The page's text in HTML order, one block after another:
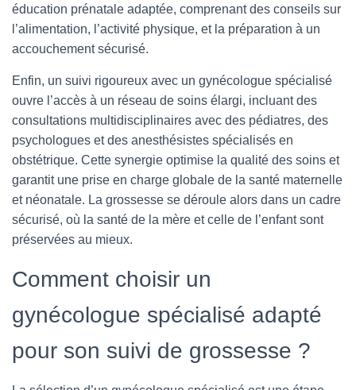
éducation prénatale adaptée, comprenant des conseils sur
l’alimentation, l’activité physique, et la préparation à un
accouchement sécurisé.
Enfin, un suivi rigoureux avec un gynécologue spécialisé
ouvre l’accès à un réseau de soins élargi, incluant des
consultations multidisciplinaires avec des pédiatres, des
psychologues et des anesthésistes spécialisés en
obstétrique. Cette synergie optimise la qualité des soins et
garantit une prise en charge globale de la santé maternelle
et néonatale. La grossesse se déroule alors dans un cadre
sécurisé, où la santé de la mère et celle de l’enfant sont
préservées au mieux.
Comment choisir un
gynécologue spécialisé adapté
pour son suivi de grossesse ?